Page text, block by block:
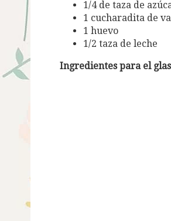
1/4 de taza de
1 cucharadita de
1 huevo
1/2 taza de leche
Ingredientes para el